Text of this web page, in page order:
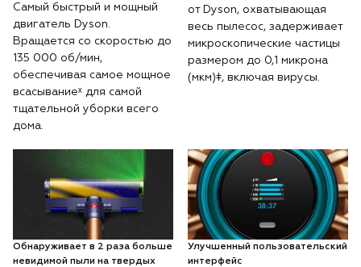
Самый быстрый и мощный
двигатель Dyson.
Вращается со скоростью до
135 000 об/мин,
обеспечивая самое мощное
всасываниеˣ для самой
тщательной уборки всего
дома.
от Dyson, охватывающая
весь пылесос, задерживает
микроскопические частицы
размером до 0,1 микрона
(мкм)‡, включая вирусы.
Обнаруживает в 2 раза больше
невидимой пыли на твердых
Улучшенный пользовательский
интерфейс